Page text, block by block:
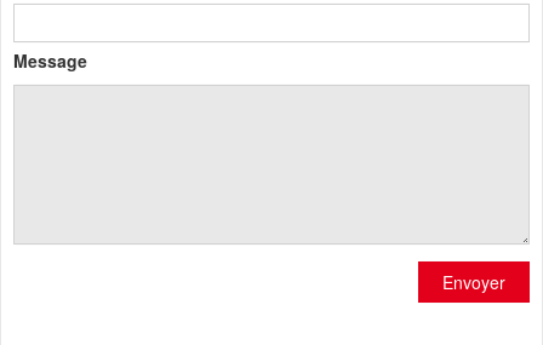
Message
Envoyer